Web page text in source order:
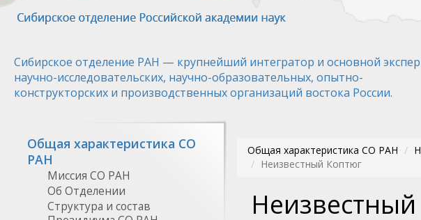
Сибирское отделение РАН — крупнейший интегратор и основной
научно-исследовательских, научно-образовательных, опытно-
конструкторских и производственных организаций востока России.
Общая характеристика СО
РАН
Миссия СО РАН
Об Отделении
Структура и состав
Общая характеристика СО РАН
Неизвестный Коптюг